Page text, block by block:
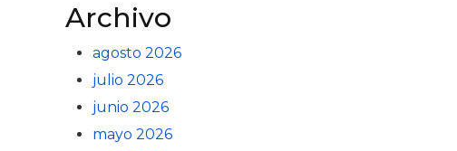
Archivo
agosto 2026
julio 2026
junio 2026
mayo 2026